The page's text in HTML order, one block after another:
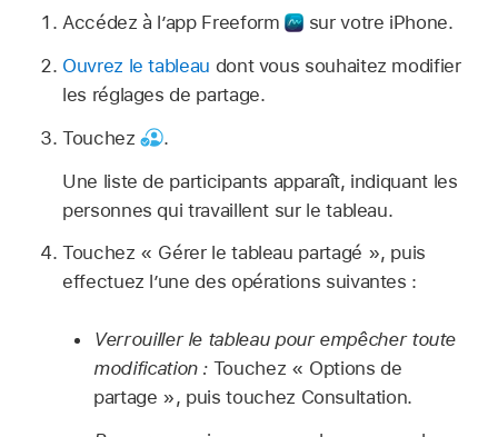
Accédez à l’app Freeform
sur votre iPhone.
Ouvrez le tableau dont vous souhaitez modifier
les réglages de partage.
Touchez
.
Une liste de participants apparaît, indiquant les
personnes qui travaillent sur le tableau.
Touchez « Gérer le tableau partagé », puis
effectuez l’une des opérations suivantes :
Verrouiller le tableau pour empêcher toute
modification : Touchez « Options de
partage », puis touchez Consultation.